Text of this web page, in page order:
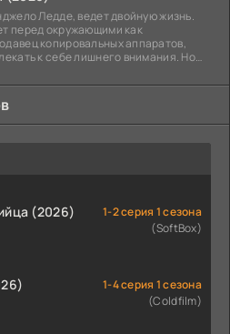
Ледде, ведет двойную жизнь.
перед окружающими как
копировальных аппаратов,
к себе лишнего внимания. Но
(2026)
1-2 серия 1 сезона
(SoftBox)
1-4 серия 1 сезона
(Coldfilm)